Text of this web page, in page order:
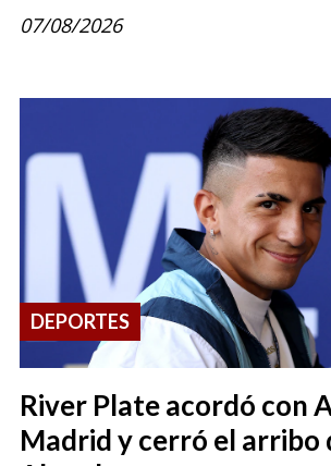
07/08/2026
River Plate acordó con
Madrid y cerró el arribo
DEPORTES